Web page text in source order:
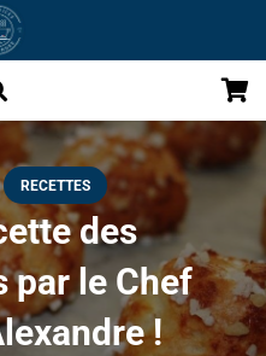
RECETTES
des
par le Chef
!